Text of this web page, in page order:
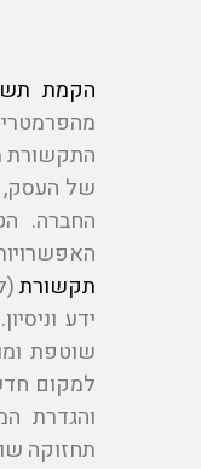
הקמת
התקשורת
של העסק,
החברה.
תקשורת
ידע
שוטפת
למקום
והגדרת
תחזוקה